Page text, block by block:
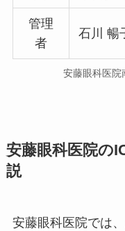
管理
者
石川 暢
安藤眼科医院
安藤眼科医院の
説
安藤眼科医院では